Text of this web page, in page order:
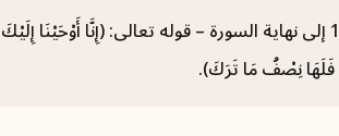
الدرس (29) من التعليق على تفسير الجلالين؛ سورة النساء؛ من الآية 163 إلى
فَلَهَا نِصْفُ مَا تَرَكَ).